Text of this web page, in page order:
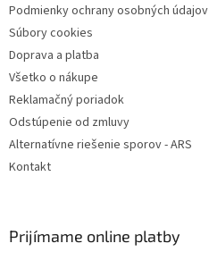
Podmienky ochrany osobných údajov
Súbory cookies
Doprava a platba
Všetko o nákupe
Reklamačný poriadok
Odstúpenie od zmluvy
Alternatívne riešenie sporov - ARS
Kontakt
Prijímame online platby